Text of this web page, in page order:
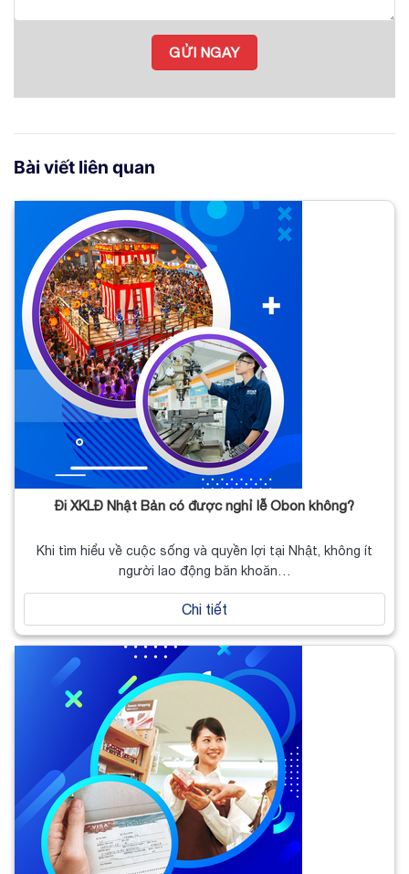
Bài viết liên quan
Đi XKLĐ Nhật Bản có được nghỉ lễ Obon không?
Khi tìm hiểu về cuộc sống và quyền lợi tại Nhật, không ít
người lao động băn khoăn…
Chi tiết